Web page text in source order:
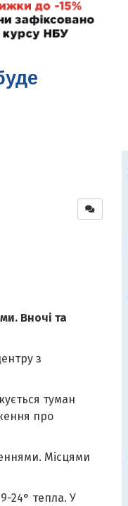
Вночі та
з
туман
про
Місцями
24° тепла. У